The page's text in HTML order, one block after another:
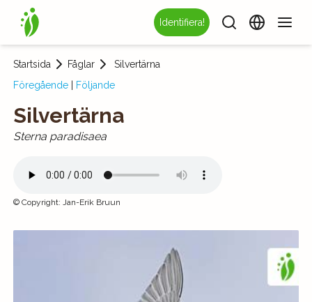
Identifiera!
Startsida Fåglar
Silvertärna
Föregående
Följande
Silvertärna
Sterna paradisaea
© Copyright: Jan-Erik Bruun